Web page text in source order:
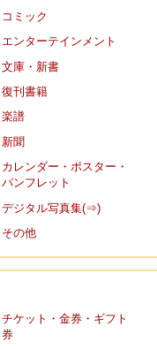
コミック
エンターテインメント
文庫・新書
復刊書籍
楽譜
新聞
カレンダー・ポスター・
パンフレット
デジタル写真集(⇒)
その他
チケット・金券・ギフト
券